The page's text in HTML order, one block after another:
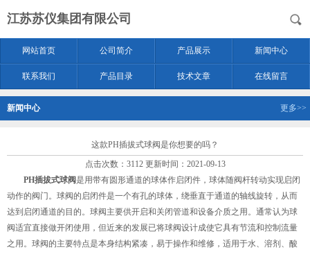
江苏苏仪集团有限公司
网站首页 公司简介 产品展示 新闻中心
联系我们 产品目录 技术文章 在线留言
新闻中心 更多>>
这款PH插拔式球阀是你想要的吗？
点击次数：3112 更新时间：2021-09-13
PH插拔式球阀是用带有圆形通道的球体作启闭件，球体随阀杆转动实现启闭
动作的阀门。球阀的启闭件是一个有孔的球体，绕垂直于通道的轴线旋转，从而
达到启闭通道的目的。球阀主要供开启和关闭管道和设备介质之用。通常认为球
阀适宜直接做开闭使用，但近来的发展已将球阀设计成使它具有节流和控制流量
之用。球阀的主要特点是本身结构紧凑，易于操作和维修，适用于水、溶剂、酸